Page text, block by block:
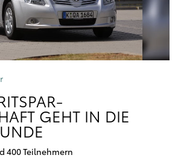
GEHT IN DIE
400 Teilnehmern